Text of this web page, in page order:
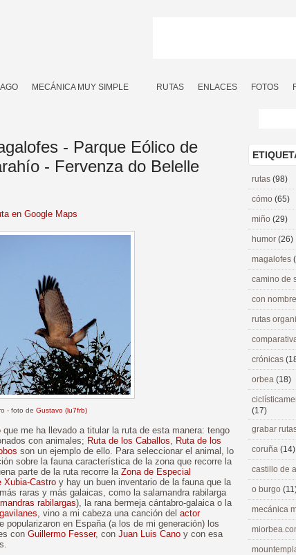
MECÁNICA MUY SIMPLE RUTAS ENLACES FOTOS
- Parque Eólico de
- Fervenza do Belelle
en Google Maps
- foto de Gustavo (lu7frb)
me ha llevado a titular la ruta de esta manera: tengo
con animales; Ruta de los Caballos, Ruta de los
son un ejemplo de ello. Para seleccionar el animal, lo
sobre la fauna característica de la zona que recorre la
parte de la ruta recorre la Zona de Especial
Xubia-Castro y hay un buen inventario de la fauna que la
raras y más galaicas, como la salamandra rabilarga
rabilargas), la rana bermeja cántabro-galaica o la
gavilanes, vino a mi cabeza una canción del actor
popularizaron en España (a los de mi generación) los
con Guillermo Fesser, con Juan Luis Cano y con esa
rutas (98)
cómo (65)
miño (29)
humor (26)
magalofes
camino de
con
rutas
crónicas
orbea (18)
(17)
grabar
coruña (14)
castillo de
o burgo
mecánica